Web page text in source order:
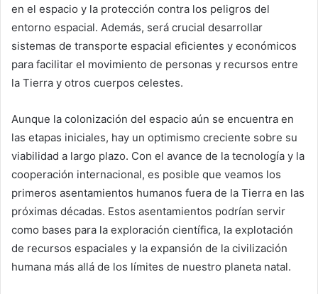
en el espacio y la protección contra los peligros del
entorno espacial. Además, será crucial desarrollar
sistemas de transporte espacial eficientes y económicos
para facilitar el movimiento de personas y recursos entre
la Tierra y otros cuerpos celestes.
Aunque la colonización del espacio aún se encuentra en
las etapas iniciales, hay un optimismo creciente sobre su
viabilidad a largo plazo. Con el avance de la tecnología y la
cooperación internacional, es posible que veamos los
primeros asentamientos humanos fuera de la Tierra en las
próximas décadas. Estos asentamientos podrían servir
como bases para la exploración científica, la explotación
de recursos espaciales y la expansión de la civilización
humana más allá de los límites de nuestro planeta natal.